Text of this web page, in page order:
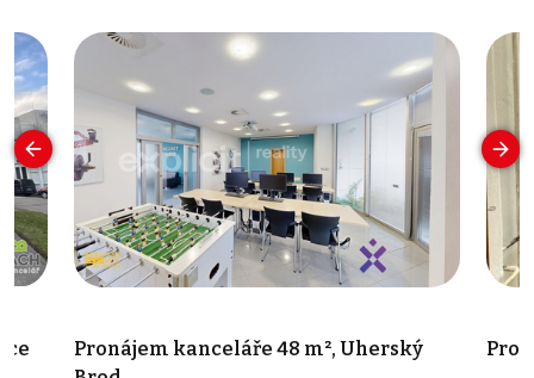
Pronájem kanceláře 48 m², Uherský